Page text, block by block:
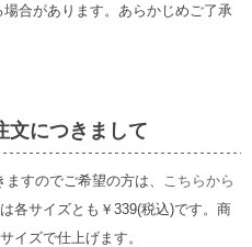
合があります。あらかじめご了承
文につきまして
すのでご希望の方は、
こちらから
各サイズとも￥339(税込)です。商
イズで仕上げます。